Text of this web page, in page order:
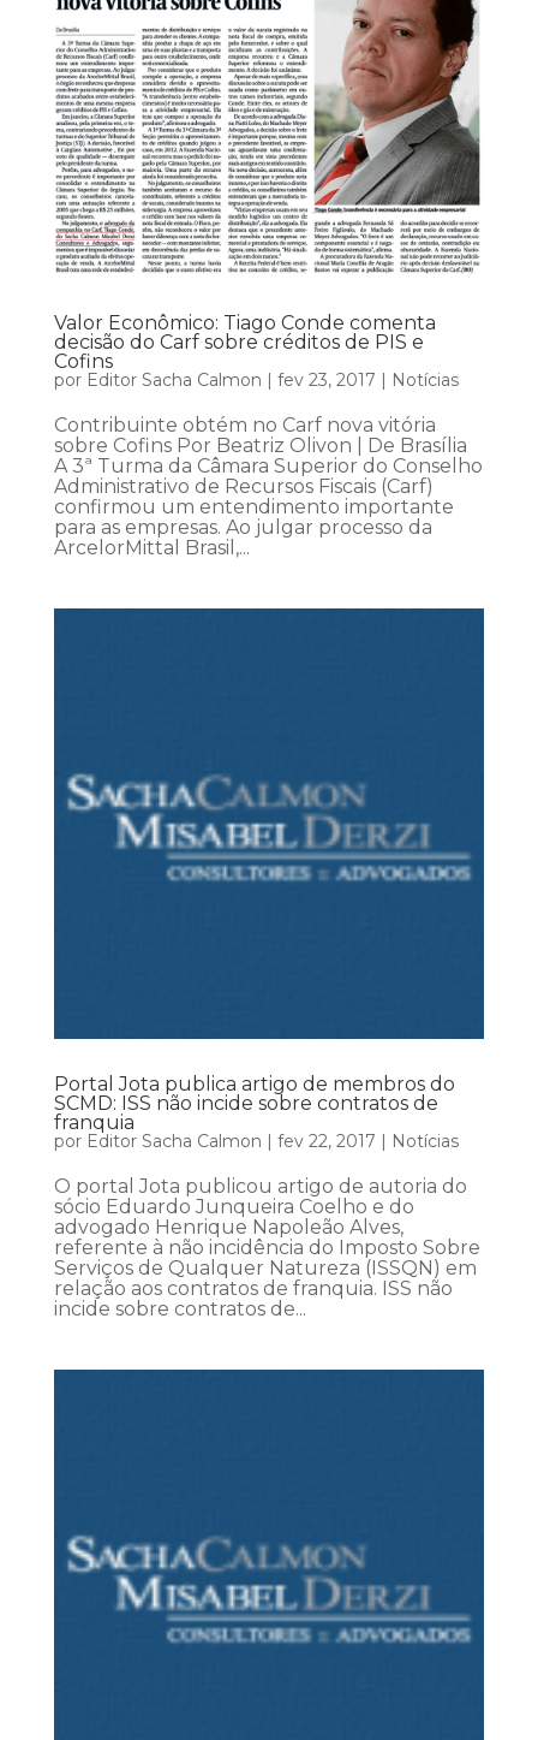
Valor Econômico: Tiago Conde comenta
decisão do Carf sobre créditos de PIS e
Cofins
por Editor Sacha Calmon | fev 23, 2017 | Notícias
Contribuinte obtém no Carf nova vitória
sobre Cofins Por Beatriz Olivon | De Brasília
A 3ª Turma da Câmara Superior do Conselho
Administrativo de Recursos Fiscais (Carf)
confirmou um entendimento importante
para as empresas. Ao julgar processo da
ArcelorMittal Brasil,...
Portal Jota publica artigo de membros do
SCMD: ISS não incide sobre contratos de
franquia
por Editor Sacha Calmon fev 22, 2017 Notícias
O portal Jota publicou artigo de autoria do
sócio Eduardo Junqueira Coelho e do
advogado Henrique Napoleão Alves,
referente à não incidência do Imposto Sobre
Serviços de Qualquer Natureza (ISSQN) em
relação aos contratos de franquia. ISS não
incide sobre contratos de...